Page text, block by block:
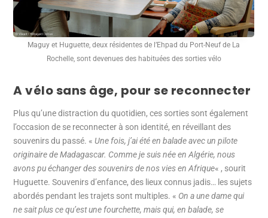
Maguy et Huguette, deux résidentes de l’Ehpad du Port-Neuf de La
Rochelle, sont devenues des habituées des sorties vélo
A vélo sans âge, pour se reconnecter
Plus qu’une distraction du quotidien, ces sorties sont également
l’occasion de se reconnecter à son identité, en réveillant des
souvenirs du passé. «Une fois, j’ai été en balade avec un pilote
originaire de Madagascar. Comme je suis née en Algérie, nous
avons pu échanger des souvenirs de nos vies en Afrique« , sourit
Huguette. Souvenirs d’enfance, des lieux connus jadis… les sujets
abordés pendant les trajets sont multiples. « On a une dame qui
ne sait plus ce qu’est une fourchette, mais qui, en balade, se